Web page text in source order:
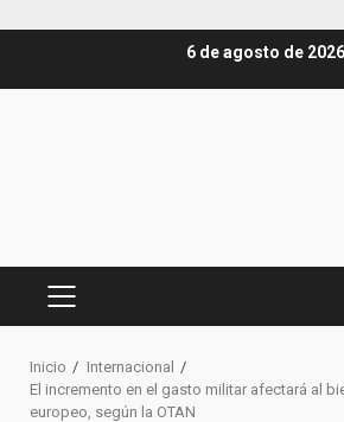
6 de agosto de 2026
MENÚ
Inicio
Internacional
El incremento en el gasto militar afectará al
europeo, según la OTAN